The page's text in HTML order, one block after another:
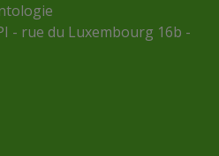
- rue du Luxembourg 16b -